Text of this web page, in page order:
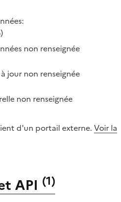
non renseignée
jour non renseignée
non renseignée
d'un portail externe. Voir la
API (1)